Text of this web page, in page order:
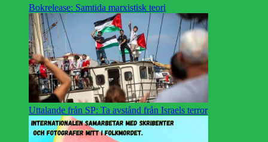
Bokrelease: Samtida marxistisk teori
Uttalande från SP: Ta avstånd från Israels terror